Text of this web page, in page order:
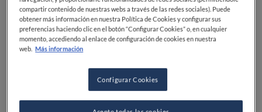
España
CERRADO Abre elSábado,20:30-23:00 VER HORARIOS
compartir contenido de nuestras webs a través de las redes sociales). Puede
obtener más información en nuestra Política de Cookies y configurar sus
preferencias haciendo clic en el botón “Configurar Cookies” o, en cualquier
momento, accediendo al enlace de configuración de cookies en nuestra
web. Más información
Configurar Cookies